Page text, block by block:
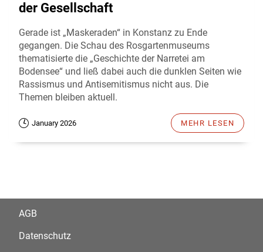
der Gesellschaft
Gerade ist „Maskeraden“ in Konstanz zu Ende
gegangen. Die Schau des Rosgartenmuseums
thematisierte die „Geschichte der Narretei am
Bodensee“ und ließ dabei auch die dunklen Seiten wie
Rassismus und Antisemitismus nicht aus. Die
Themen bleiben aktuell.
January 2026 MEHR LESEN
AGB
Datenschutz